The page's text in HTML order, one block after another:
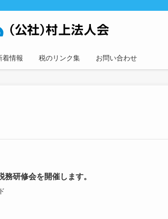
着情報 税のリンク集 お問い合わせ
研修会を開催します。